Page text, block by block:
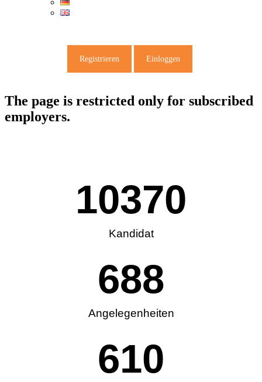
Registrieren Einloggen
The page is restricted only for subscribed
employers.
10370
Kandidat
688
Angelegenheiten
610